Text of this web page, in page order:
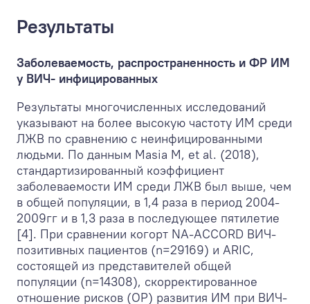
Результаты
Заболеваемость, распространенность и ФР ИМ
у ВИЧ- инфицированных
Результаты многочисленных исследований
указывают на более высокую частоту ИМ среди
ЛЖВ по сравнению с неинфицированными
людьми. По данным Masia M, et al. (2018),
стандартизированный коэффициент
заболеваемости ИМ среди ЛЖВ был выше, чем
в общей популяции, в 1,4 раза в период 2004-
2009гг и в 1,3 раза в последующее пятилетие
[4]. При сравнении когорт NA-ACCORD ВИЧ-
позитивных пациентов (n=29169) и ARIC,
состоящей из представителей общей
популяции (n=14308), скорректированное
отношение рисков (ОР) развития ИМ при ВИЧ-